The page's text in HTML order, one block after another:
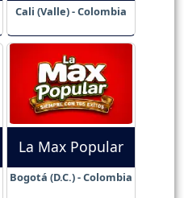
Cali (Valle) - Colombia
La Max Popular
Bogotá (D.C.) - Colombia